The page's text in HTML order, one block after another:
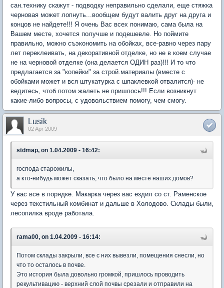
сан.технику скажут - подводку неправильно сделали, еще стяжка
черновая может лопнуть...вообщем будут валить друг на друга и
концов не найдете!!! Я очень Вас всех понимаю, сама была на
Вашем месте, хочется получше и подешевле. Но поймите
правильно, можно съэкономить на обойках, все-равно через пару
лет переклеивать, на декоративной отделке, но не в коем случае
не на черновой отделке (она делается ОДИН раз)!!! И то что
предлагается за "копейки" за строй.материалы (вместе с
обойками может и вся штукатурка с шпаклевкой отвалится)- не
ведитесь, чтоб потом жалеть не пришлось!!! Если возникнут
какие-либо вопросы, с удовольствием помогу, чем смогу.
Lusik
02 Apr 2009
stdmap, on 1.04.2009 - 16:42:
господа старожилы,
а кто-нибудь может сказать, что было на месте наших домов?
У вас все в порядке. Макарка через вас ездил со ст. Раменское
через текстильный комбинат и дальше в Холодово. Склады были,
лесопилка вроде работала.
rama00, on 1.04.2009 - 16:14:
Потом склады закрыли, все с них вывезли, помещения снесли, но
что то осталось в почве.
Это история была довольно громкой, пришлось проводить
рекультивацию - верхний слой почвы срезали и отправили на